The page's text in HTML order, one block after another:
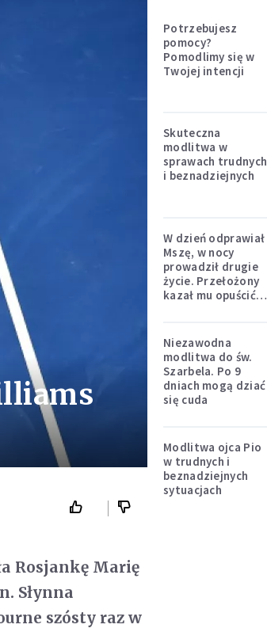
Rosjankę Marię
Słynna
szósty raz w
Potrzebujesz
pomocy?
Pomodlimy się w
Twojej intencji
Skuteczna
modlitwa w
sprawach trudnych
i beznadziejnych
W dzień odprawiał
Mszę, w nocy
prowadził drugie
życie. Przełożony
kazał mu opuścić
Niezawodna
modlitwa do św.
Szarbela. Po 9
dniach mogą dziać
się cuda
Modlitwa ojca Pio
w trudnych i
beznadziejnych
sytuacjach